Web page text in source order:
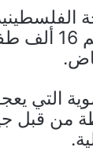
التي
من قبل